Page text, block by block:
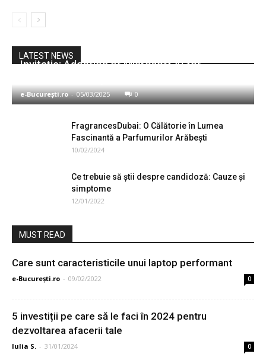
LATEST NEWS
Invitație: Adoption of Microsoft AI for
e-București.ro - 05/03/2025 0
FragrancesDubai: O Călătorie în Lumea
Fascinantă a Parfumurilor Arăbești
10/02/2024
Ce trebuie să știi despre candidoză: Cauze și
simptome
12/01/2022
MUST READ
Care sunt caracteristicile unui laptop performant
e-București.ro - 09/02/2022 0
5 investiții pe care să le faci în 2024 pentru
dezvoltarea afacerii tale
Iulia S. - 31/01/2024 0